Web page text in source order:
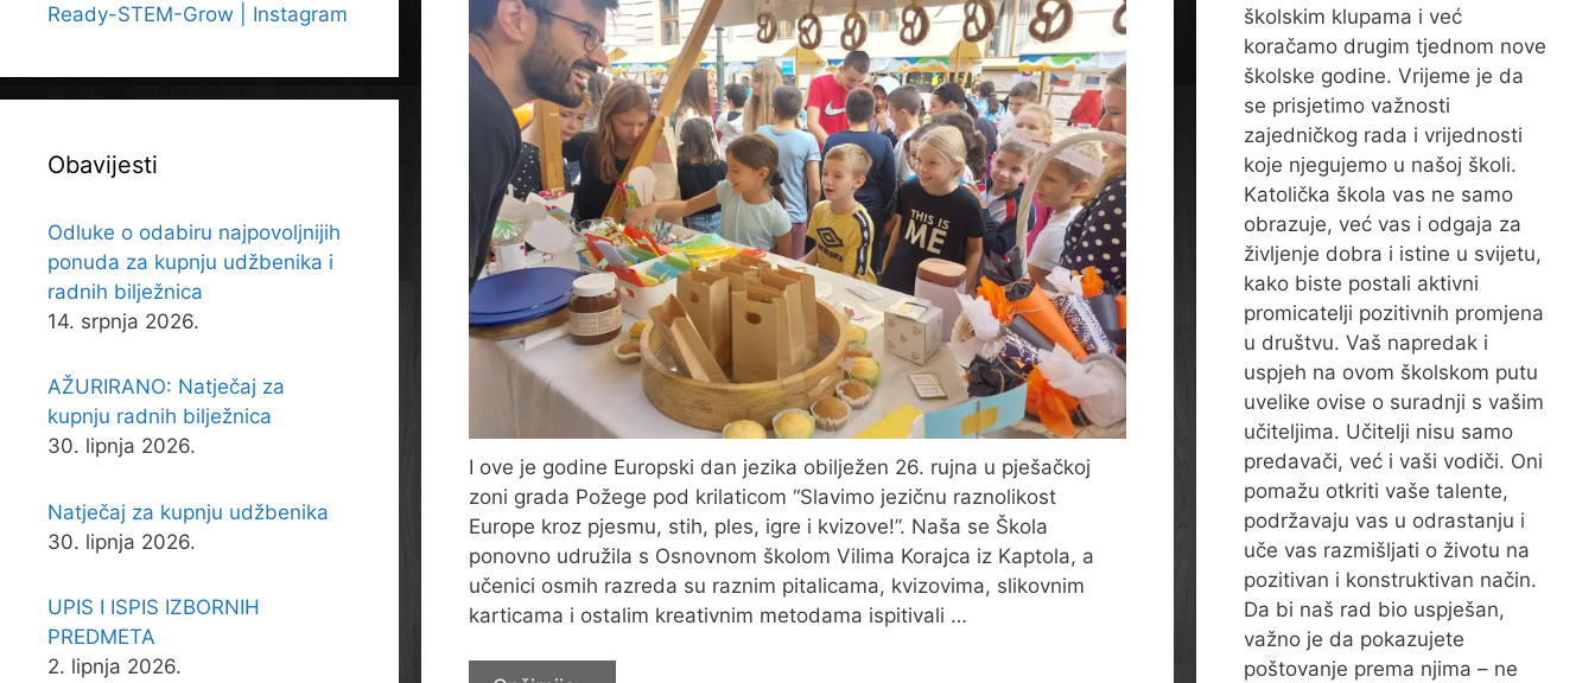
I ove je godine Europski dan jezika obilježen 26. rujna u pješačkoj
zoni grada Požege pod krilaticom “Slavimo jezičnu raznolikost
Europe kroz pjesmu, stih, ples, igre i kvizove!”. Naša se Škola
ponovno udružila s Osnovnom školom Vilima Korajca iz Kaptola, a
učenici osmih razreda su raznim pitalicama, kvizovima, slikovnim
karticama i ostalim kreativnim metodama ispitivali …
Ready-STEM-Grow | Instagram
Obavijesti
Odluke o odabiru najpovoljnijih
ponuda za kupnju udžbenika i
radnih bilježnica
14. srpnja 2026.
AŽURIRANO: Natječaj za
kupnju radnih bilježnica
30. lipnja 2026.
Natječaj za kupnju udžbenika
30. lipnja 2026.
UPIS I ISPIS IZBORNIH
PREDMETA
2. lipnja 2026.
školskim klupama i već
koračamo drugim tjednom nove
školske godine. Vrijeme je da
se prisjetimo važnosti
zajedničkog rada i vrijednosti
koje njegujemo u našoj školi.
Katolička škola vas ne samo
obrazuje, već vas i odgaja za
življenje dobra i istine u svijetu,
kako biste postali aktivni
promicatelji pozitivnih promjena
u društvu. Vaš napredak i
uspjeh na ovom školskom putu
uvelike ovise o suradnji s vašim
učiteljima. Učitelji nisu samo
predavači, već i vaši vodiči. Oni
pomažu otkriti vaše talente,
podržavaju vas u odrastanju i
uče vas razmišljati o životu na
pozitivan i konstruktivan način.
Da bi naš rad bio uspješan,
važno je da pokazujete
poštovanje prema njima – ne